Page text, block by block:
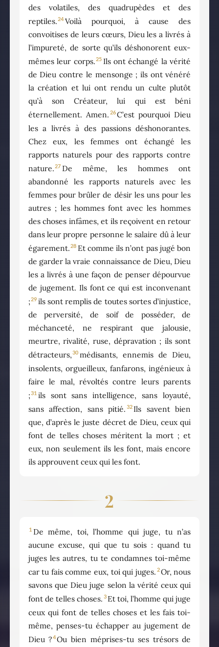
des volatiles, des quadrupèdes et des
reptiles.24 Voilà pourquoi, à cause des
convoitises de leurs cœurs, Dieu les a livrés à
l’impureté, de sorte qu’ils déshonorent eux-
mêmes leur corps.25 Ils ont échangé la vérité
de Dieu contre le mensonge ; ils ont vénéré
la création et lui ont rendu un culte plutôt
qu’à son Créateur, lui qui est béni
éternellement. Amen. 26C’est pourquoi Dieu
les a livrés à des passions déshonorantes.
Chez eux, les femmes ont échangé les
rapports naturels pour des rapports contre
nature.27 De même, les hommes ont
abandonné les rapports naturels avec les
femmes pour brûler de désir les uns pour les
autres ; les hommes font avec les hommes
des choses infâmes, et ils reçoivent en retour
dans leur propre personne le salaire dû à leur
égarement.28 Et comme ils n’ont pas jugé bon
de garder la vraie connaissance de Dieu, Dieu
les a livrés à une façon de penser dépourvue
de jugement. Ils font ce qui est inconvenant
;29 ils sont remplis de toutes sortes d’injustice,
de perversité, de soif de posséder, de
méchanceté, ne respirant que jalousie,
meurtre, rivalité, ruse, dépravation ; ils sont
détracteurs,30 médisants, ennemis de Dieu,
insolents, orgueilleux, fanfarons, ingénieux à
faire le mal, révoltés contre leurs parents
; 31 ils sont sans intelligence, sans loyauté,
sans affection, sans pitié. 32 Ils savent bien
que, d’après le juste décret de Dieu, ceux qui
font de telles choses méritent la mort ; et
eux, non seulement ils les font, mais encore
ils approuvent ceux qui les font.
2
1 De même, toi, l’homme qui juge, tu n’as
aucune excuse, qui que tu sois : quand tu
juges les autres, tu te condamnes toi-même
car tu fais comme eux, toi qui juges. 2Or, nous
savons que Dieu juge selon la vérité ceux qui
font de telles choses. 3 Et toi, l’homme qui juge
ceux qui font de telles choses et les fais toi-
même, penses-tu échapper au jugement de
Dieu ?4Ou bien méprises-tu ses trésors de